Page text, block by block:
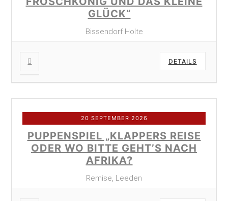
GLÜCK“
Bissendorf Holte
DETAILS
20 SEPTEMBER 2026
PUPPENSPIEL „KLAPPERS REISE
ODER WO BITTE GEHT’S NACH
AFRIKA?
Remise, Leeden